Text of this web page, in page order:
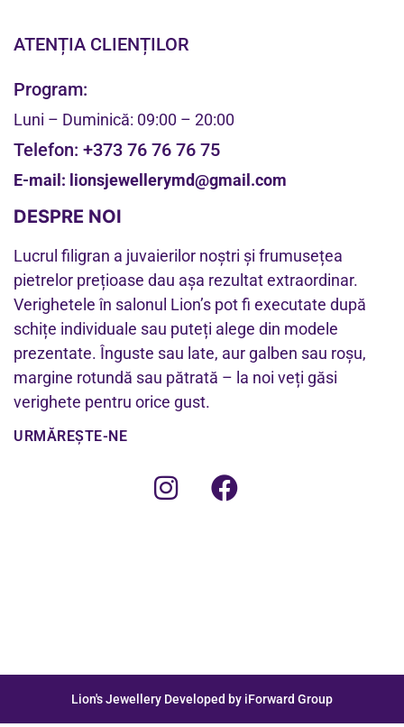
ATENȚIA CLIENȚILOR
Program:
Luni – Duminică: 09:00 – 20:00
Telefon: +373 76 76 76 75
E-mail: lionsjewellerymd@gmail.com
DESPRE NOI
Lucrul filigran a juvaierilor noștri și frumusețea
pietrelor prețioase dau așa rezultat extraordinar.
Verighetele în salonul Lion’s pot fi executate după
schițe individuale sau puteți alege din modele
prezentate. Înguste sau late, aur galben sau roșu,
margine rotundă sau pătrată – la noi veți găsi
verighete pentru orice gust.
URMĂREȘTE-NE
Lion's Jewellery Developed by iForward Group